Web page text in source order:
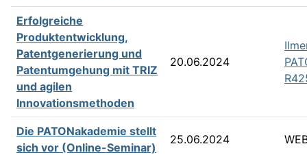
Erfolgreiche
Produktentwicklung,
Patentgenerierung und
Patentumgehung mit TRIZ
und agilen
Innovationsmethoden
20.06.2024
Die PATONakademie stellt
sich vor (Online-Seminar)
25.06.2024